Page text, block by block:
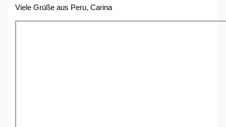
Viele Grüße aus Peru, Carina